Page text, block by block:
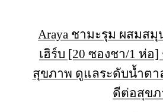
Araya ชามะรุม ผสมสมุ
เฮิร์บ [20 ซองชา/1 ห่
สุขภาพ ดูแลระดับน้ำตา
ดีต่อสุขภ